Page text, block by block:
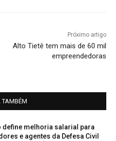
Próximo artigo
Alto Tietê tem mais de 60 mil
empreendedoras
TAMBÉM
define melhoria salarial para
e agentes da Defesa Civil